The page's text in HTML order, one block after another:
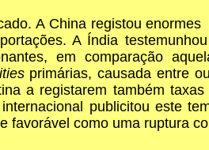
A China registou enormes
A Índia
em comparação
primárias, causada entre
a registarem também
publicitou este
favorável como uma ruptura